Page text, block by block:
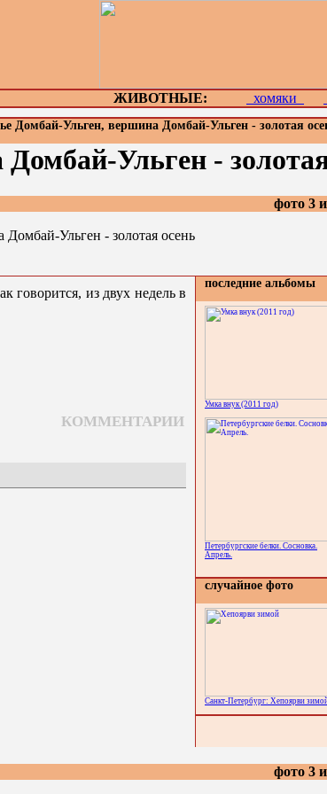
ЖИВОТНЫЕ: хомяки
Домбай-Ульген, вершина Домбай-Ульген - золотая
Ульген -
фото 3
говорится, из двух недель в
КОММЕНТАРИИ
последние альбомы
Умка внук (2011 год)
Петербургские белки. Сосновка.
Апрель.
случайное фото
Санкт-Петербург: Хепоярви
фото 3